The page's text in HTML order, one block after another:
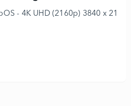
- 4K UHD (2160p) 3840 x 2160
- 75" Diagonal klass